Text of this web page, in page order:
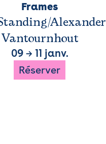
Frames
Alexander
Vantournhout
09→ 11 janv.
Réserver